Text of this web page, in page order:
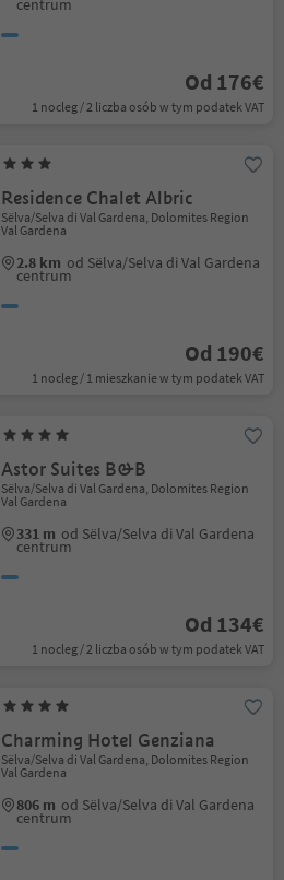
centrum
Od 176€
1 nocleg / 2 liczba osób w tym podatek VAT
Residence Chalet Albric
Sëlva/Selva di Val Gardena, Dolomites Region
Val Gardena
2.8 km od Sëlva/Selva di Val Gardena
centrum
Od 190€
1 nocleg / 1 mieszkanie w tym podatek VAT
Astor Suites B&B
Sëlva/Selva di Val Gardena, Dolomites Region
Val Gardena
331 m od Sëlva/Selva di Val Gardena
centrum
Od 134€
1 nocleg / 2 liczba osób w tym podatek VAT
Charming Hotel Genziana
Sëlva/Selva di Val Gardena, Dolomites Region
Val Gardena
806 m od Sëlva/Selva di Val Gardena
centrum